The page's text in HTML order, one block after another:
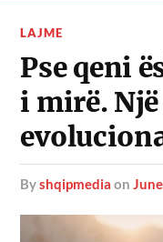
LAJME
Pse qeni
i mirë.
byshqipmedia on